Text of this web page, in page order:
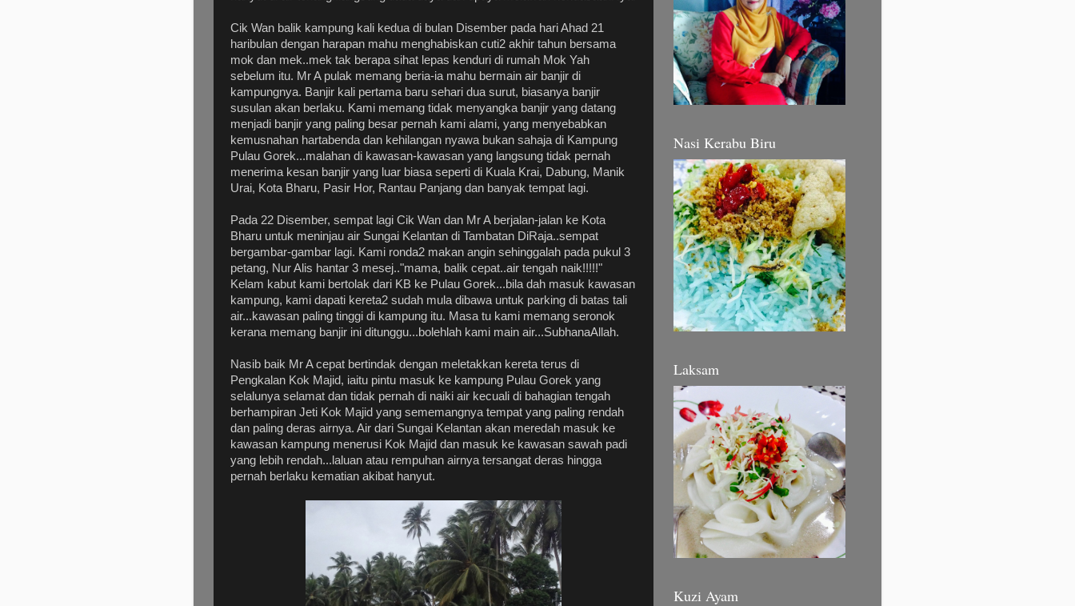
Cik Wan balik kampung kali kedua di bulan Disember pada hari Ahad 21
haribulan dengan harapan mahu menghabiskan cuti2 akhir tahun bersama
mok dan mek..mek tak berapa sihat lepas kenduri di rumah Mok Yah
sebelum itu. Mr A pulak memang beria-ia mahu bermain air banjir di
kampungnya. Banjir kali pertama baru sehari dua surut, biasanya banjir
susulan akan berlaku. Kami memang tidak menyangka banjir yang datang
menjadi banjir yang paling besar pernah kami alami, yang menyebabkan
kemusnahan hartabenda dan kehilangan nyawa bukan sahaja di Kampung
Pulau Gorek...malahan di kawasan-kawasan yang langsung tidak pernah
menerima kesan banjir yang luar biasa seperti di Kuala Krai, Dabung, Manik
Urai, Kota Bharu, Pasir Hor, Rantau Panjang dan banyak tempat lagi.
Pada 22 Disember, sempat lagi Cik Wan dan Mr A berjalan-jalan ke Kota
Bharu untuk meninjau air Sungai Kelantan di Tambatan DiRaja..sempat
bergambar-gambar lagi. Kami ronda2 makan angin sehinggalah pada pukul 3
petang, Nur Alis hantar 3 mesej.."mama, balik cepat..air tengah naik!!!!!"
Kelam kabut kami bertolak dari KB ke Pulau Gorek...bila dah masuk kawasan
kampung, kami dapati kereta2 sudah mula dibawa untuk parking di batas tali
air...kawasan paling tinggi di kampung itu. Masa tu kami memang seronok
kerana memang banjir ini ditunggu...bolehlah kami main air...SubhanaAllah.
Nasib baik Mr A cepat bertindak dengan meletakkan kereta terus di
Pengkalan Kok Majid, iaitu pintu masuk ke kampung Pulau Gorek yang
selalunya selamat dan tidak pernah di naiki air kecuali di bahagian tengah
berhampiran Jeti Kok Majid yang sememangnya tempat yang paling rendah
dan paling deras airnya. Air dari Sungai Kelantan akan meredah masuk ke
kawasan kampung menerusi Kok Majid dan masuk ke kawasan sawah padi
yang lebih rendah...laluan atau rempuhan airnya tersangat deras hingga
pernah berlaku kematian akibat hanyut.
Nasi Kerabu Biru
Laksam
Kuzi Ayam